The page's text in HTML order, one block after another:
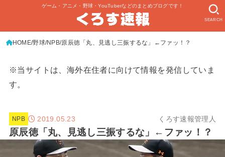
ゲーム・アニメ・野球・YouTuberなどのまとめブログです！
SEARCH
HOME 野球 NPB 原辰徳「丸、見逃し三振するな」←ファッ！？
※当サイトは、海外在住者に向けて情報を発信していま
す。
NPB 2019.05.23 くろす速報管理人
原辰徳「丸、見逃し三振するな」←ファッ！？